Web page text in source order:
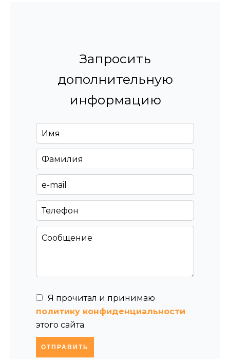
Запросить
дополнительную
информацию
Я прочитал и принимаю
политику конфиденциальности
этого сайта
ОТПРАВИТЬ